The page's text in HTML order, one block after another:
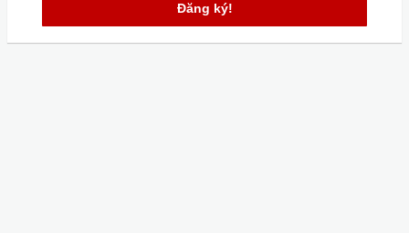
Đăng ký!